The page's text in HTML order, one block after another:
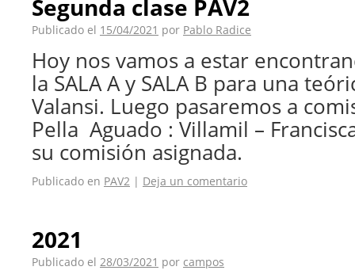
Segunda clase PAV2
Publicado el 15/04/2021 por Pablo Radice
Hoy nos vamos a estar
la SALA A y SALA B para una
Valansi. Luego pasaremos a
Pella Aguado : Villamil –
su comisión asignada.
Publicado en PAV2 | Deja un comentario
2021
Publicado el 28/03/2021 por campos